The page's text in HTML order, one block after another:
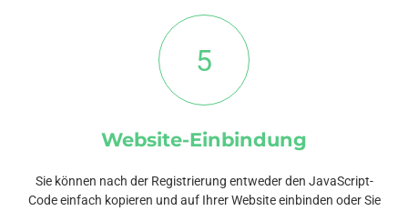
5
Website-Einbindung
Sie können nach der Registrierung entweder den JavaScript-
Code einfach kopieren und auf Ihrer Website einbinden oder Sie